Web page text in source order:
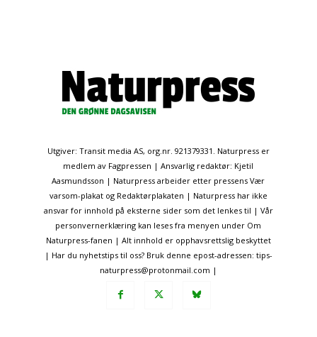
Utgiver: Transit media AS, org.nr. 921379331. Naturpress er
medlem av Fagpressen | Ansvarlig redaktør: Kjetil
Aasmundsson | Naturpress arbeider etter pressens Vær
varsom-plakat og Redaktørplakaten | Naturpress har ikke
ansvar for innhold på eksterne sider som det lenkes til | Vår
personvernerklæring kan leses fra menyen under Om
Naturpress-fanen | Alt innhold er opphavsrettslig beskyttet
| Har du nyhetstips til oss? Bruk denne epost-adressen: tips-
naturpress@protonmail.com |